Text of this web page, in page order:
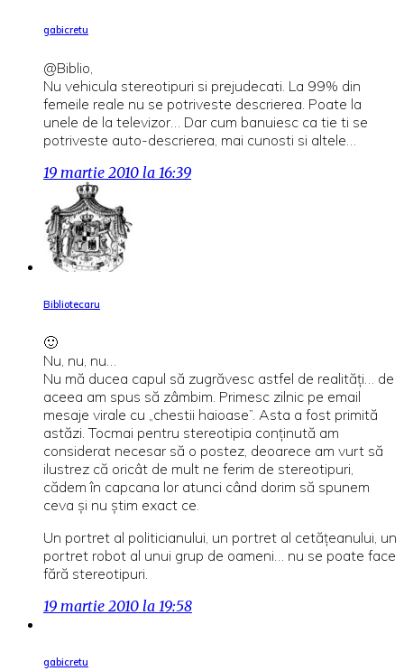
gabicretu
@Biblio,
Nu vehicula stereotipuri si prejudecati. La 99% din
femeile reale nu se potriveste descrierea. Poate la
unele de la televizor… Dar cum banuiesc ca tie ti se
potriveste auto-descrierea, mai cunosti si altele…
19 martie 2010 la 16:39
Bibliotecaru
🙂
Nu, nu, nu…
Nu mă ducea capul să zugrăvesc astfel de realităţi… de
aceea am spus să zâmbim. Primesc zilnic pe email
mesaje virale cu „chestii haioase”. Asta a fost primită
astăzi. Tocmai pentru stereotipia conţinută am
considerat necesar să o postez, deoarece am vurt să
ilustrez că oricât de mult ne ferim de stereotipuri,
cădem în capcana lor atunci când dorim să spunem
ceva şi nu ştim exact ce.
Un portret al politicianului, un portret al cetăţeanului, un
portret robot al unui grup de oameni… nu se poate face
fără stereotipuri.
19 martie 2010 la 19:58
gabicretu